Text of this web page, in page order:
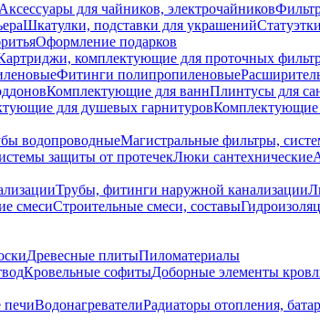
Аксессуары для чайников, электрочайников
Шкатулки, подставки для украшенийСтатуэтки
Оформление подарков
комплектующие для проточных
Фитинги полипропиленовые
Комплектующие для ваннПлинтусы для
для душевых гарнитуровКомплектующие
водопроводныеМагистральные фильтры,
защиты от протечекЛюки сантехнические
Трубы, фитинги наружной канализации
смесиСтроительные смеси, составы
Древесные плитыПиломатериалы
Кровельные софитыДоборные элементы
печиВодонагревателиРадиаторы отопления,